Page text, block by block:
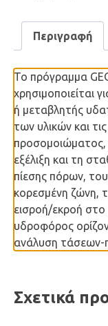
Flow
(Προαπαιτούμενο:
FEM)
ποσότητα
Περιγραφή
Το πρόγραμμα
χρησιμοποιείται
ή μεταβλητής
των υλικών και
προσομοιώματος,
εξέλιξη και τη
πίεσης πόρων,
κορεσμένη ζώνη,
εισροή/εκροή
υδροφόρος
ανάλυση
Σχετικά